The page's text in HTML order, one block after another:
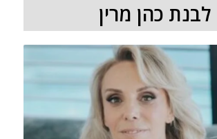
לבנת כהן מרין